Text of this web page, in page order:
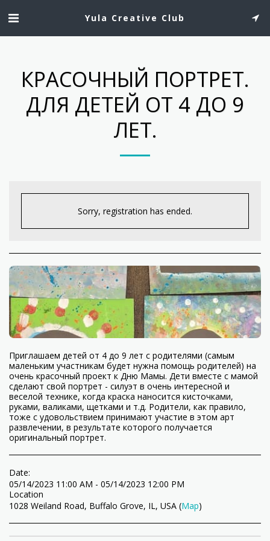
Yula Creative Club
КРАСОЧНЫЙ ПОРТРЕТ.
ДЛЯ ДЕТЕЙ ОТ 4 ДО 9
ЛЕТ.
Sorry, registration has ended.
Приглашаем детей от 4 до 9 лет с родителями (самым
маленьким участникам будет нужна помощь родителей) на
очень красочный проект к Дню Мамы. Дети вместе с мамой
сделают свой портрет - силуэт в очень интересной и
веселой технике, когда краска наносится кисточками,
руками, валиками, щетками и т.д. Родители, как правило,
тоже с удовольствием принимают участие в этом арт
развлечении, в результате которого получается
оригинальный портрет.
Date:
05/14/2023 11:00 AM - 05/14/2023 12:00 PM
Location
1028 Weiland Road, Buffalo Grove, IL, USA (Map)